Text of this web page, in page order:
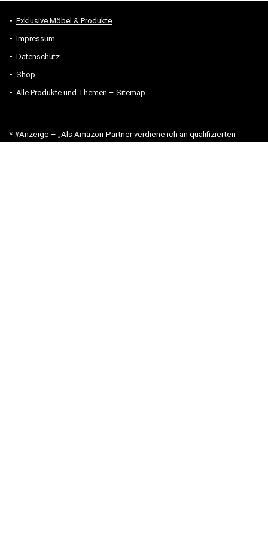
Exklusive Möbel & Produkte
Impressum
Datenschutz
Shop
Alle Produkte und Themen – Sitemap
* #Anzeige – „Als Amazon-Partner verdiene ich an qualifizierten